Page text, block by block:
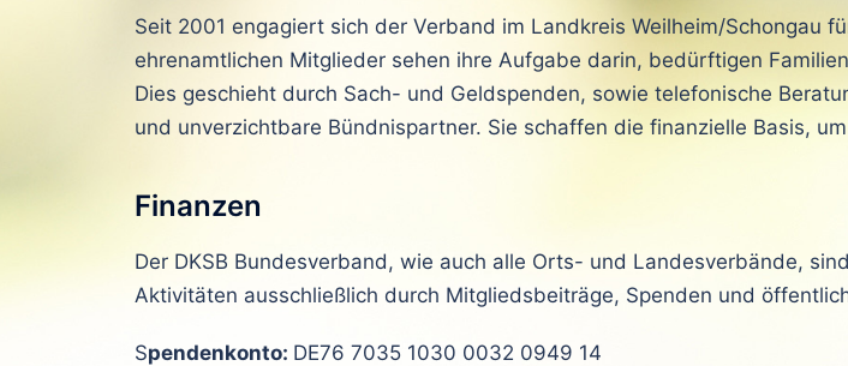
Seit 2001 engagiert sich der Verband im Landkreis Weilheim/Schongau
ehrenamtlichen Mitglieder sehen ihre Aufgabe darin, bedürftigen
Dies geschieht durch Sach- und Geldspenden, sowie telefonische
und unverzichtbare Bündnispartner. Sie schaffen die finanzielle Basis,
Finanzen
Der DKSB Bundesverband, wie auch alle Orts- und Landesverbände,
Aktivitäten ausschließlich durch Mitgliedsbeiträge, Spenden und
Spendenkonto: DE76 7035 1030 0032 0949 14